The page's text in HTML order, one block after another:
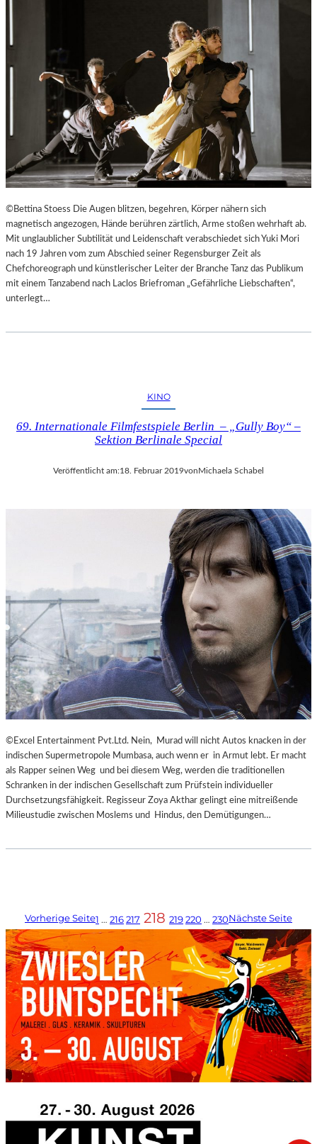
©Bettina Stoess Die Augen blitzen, begehren, Körper nähern sich
magnetisch angezogen, Hände berühren zärtlich, Arme stoßen wehrhaft ab.
Mit unglaublicher Subtilität und Leidenschaft verabschiedet sich Yuki Mori
nach 19 Jahren vom zum Abschied seiner Regensburger Zeit als
Chefchoreograph und künstlerischer Leiter der Branche Tanz das Publikum
mit einem Tanzabend nach Laclos Briefroman „Gefährliche Liebschaften“,
unterlegt…
KINO
69. Internationale Filmfestspiele Berlin – „Gully Boy“ –
Sektion Berlinale Special
Veröffentlicht am:18. Februar 2019vonMichaela Schabel
©Excel Entertainment Pvt.Ltd. Nein, Murad will nicht Autos knacken in der
indischen Supermetropole Mumbasa, auch wenn er in Armut lebt. Er macht
als Rapper seinen Weg und bei diesem Weg, werden die traditionellen
Schranken in der indischen Gesellschaft zum Prüfstein individueller
Durchsetzungsfähigkeit. Regisseur Zoya Akthar gelingt eine mitreißende
Milieustudie zwischen Moslems und Hindus, den Demütigungen…
Vorherige Seite1 … 216217 218 219220 … 230Nächste Seite